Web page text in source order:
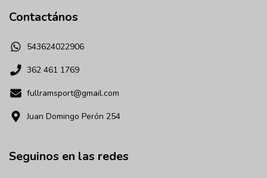
Contactános
543624022906
362 461 1769
fullramsport@gmail.com
Juan Domingo Perón 254
Seguinos en las redes